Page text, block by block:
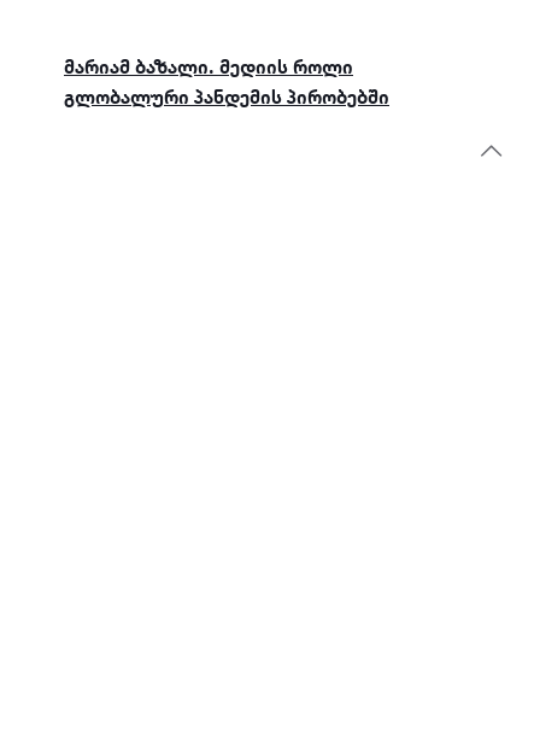
მარიამ ბაზალი. მედიის როლი
გლობალური პანდემის პირობებში